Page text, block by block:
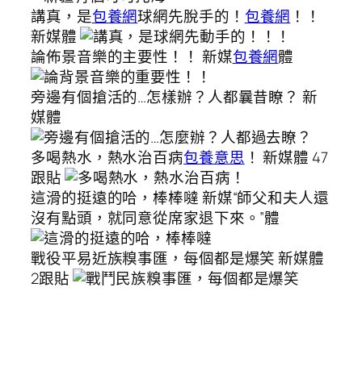
講真，是包養網球網先脫手的！ 包養網 ！！
新媒體
論佈景音樂的主要性！！ 新媒包養網體
旁邊有個搶活的…怎樣辦？人都曩昔瞭？ 新
媒體
多喝熱水，熱水治百病包養意思 ！ 新媒體 47
跟貼
這滑的挺遠的哈，棒棒噠 新媒“師父和夫人還
沒有點頭，就同意從席家退下來。”體
戰役平易近族糗事匯，每個都是爆笑 新媒體
2跟貼